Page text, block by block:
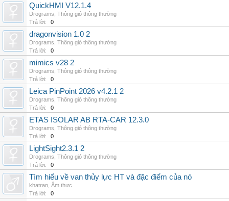
QuickHMI V12.1.4
Drograms Thông gió thông thường
Trả lời:
0
dragonvision 1.0 2
Drograms Thông gió thông thường
Trả lời:
0
mimics v28 2
Drograms Thông gió thông thường
Trả lời:
0
Leica PinPoint 2026 v4.2.1 2
Drograms Thông gió thông thường
Trả lời:
0
ETAS ISOLAR AB RTA-CAR 12.3.0
Drograms Thông gió thông thường
Trả lời:
0
LightSight2.3.1 2
Drograms Thông gió thông thường
Trả lời:
0
Tìm hiểu về van thủy lực HT và đặc điểm của nó
khatran Ẩm thực
Trả lời:
0